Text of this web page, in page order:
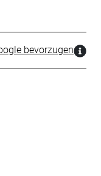
bevorzugen